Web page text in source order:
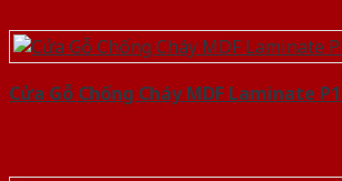
Cửa Gỗ Chống Cháy MDF Laminate